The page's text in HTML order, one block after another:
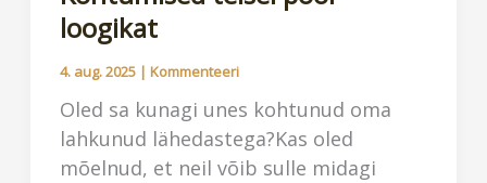
loogikat
4. aug. 2025 | Kommenteeri
Oled sa kunagi unes kohtunud oma
lahkunud lähedastega?Kas oled
mõelnud, et neil võib sulle midagi